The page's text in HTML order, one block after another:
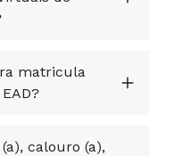
matricula
calouro (a),